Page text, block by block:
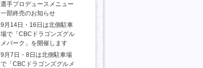
選手プロデュースメニュー
一部終売のお知らせ
9月14日・16日は北側駐車
場で「CBCドラゴンズグル
メパーク」を開催します
9月7日・8日は北側駐車場
で「CBCドラゴンズグルメ